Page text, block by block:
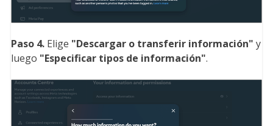
Paso 4.Elige "Descargar o transferir información" y
luego "Especificar tipos de información".